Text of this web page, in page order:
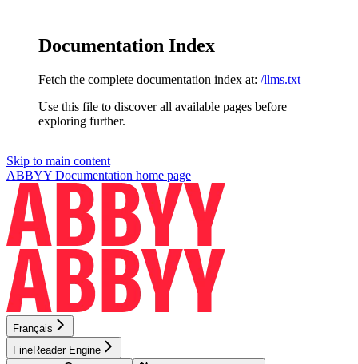
Documentation Index
Fetch the complete documentation index at: /llms.txt
Use this file to discover all available pages before
exploring further.
Skip to main content
ABBYY Documentation home page
Français
FineReader Engine